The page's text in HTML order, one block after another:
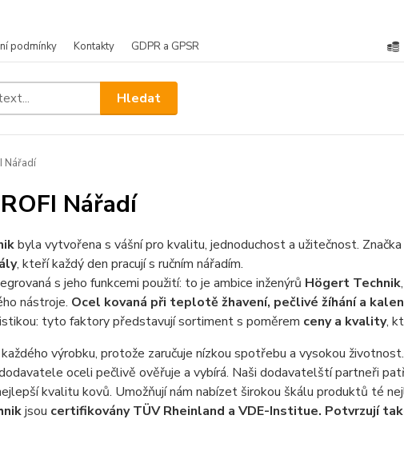
podmínky Kontakty GDPR a GPSR
Hledat
Nářadí
Nářadí
byla vytvořena s vášní pro kvalitu, jednoduchost a užitečnost. Značka
, kteří každý den pracují s ručním nářadím.
s jeho funkcemi použití: to je ambice inženýrů Högert Technik
nástroje. Ocel kovaná při teplotě žhavení, pečlivé žíhání a
tyto faktory představují sortiment s poměrem ceny a kvality,
výrobku, protože zaručuje nízkou spotřebu a vysokou
oceli pečlivě ověřuje a vybírá. Naši dodavatelští partneři
kvalitu kovů. Umožňují nám nabízet širokou škálu produktů té
jsou certifikovány TÜV Rheinland a VDE-Institue. Potvrzují